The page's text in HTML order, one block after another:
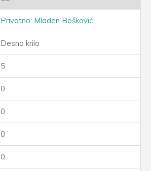
Privatno: Mladen Bošković
Desno krilo
5
0
0
0
0